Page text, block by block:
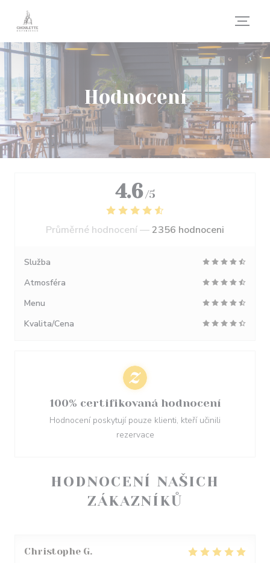
Panel pro správu cookies
Hodnocení
HODNOCENÍ NAŠICH
ZÁKAZNÍKŮ
Christophe G
4.6 /5
Průměrné hodnocení —2356 hodnoceni
Služba
Atmosféra
Menu
Kvalita/Cena
100% certifikovaná hodnocení
Hodnocení poskytují pouze klienti, kteří učinili
rezervace